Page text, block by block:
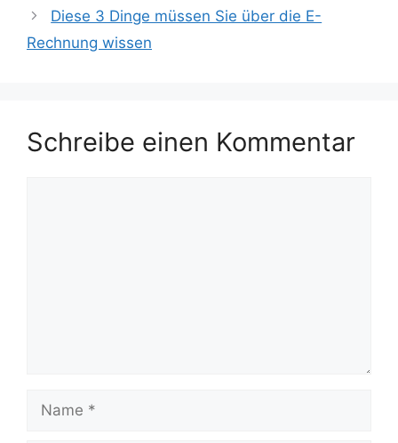
Diese 3 Dinge müssen Sie über die E-
Rechnung wissen
Schreibe einen Kommentar
Name